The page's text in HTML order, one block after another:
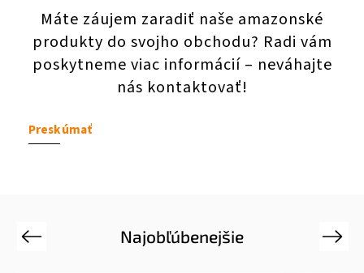
Máte záujem zaradiť naše amazonské
produkty do svojho obchodu? Radi vám
poskytneme viac informácií – neváhajte
nás kontaktovať!
Preskúmať
Najobľúbenejšie
Previous Next